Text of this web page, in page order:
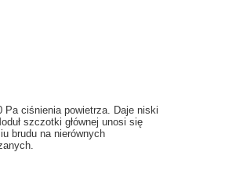
Pa ciśnienia powietrza. Daje niski
szczotki głównej unosi się
brudu na nierównych
.